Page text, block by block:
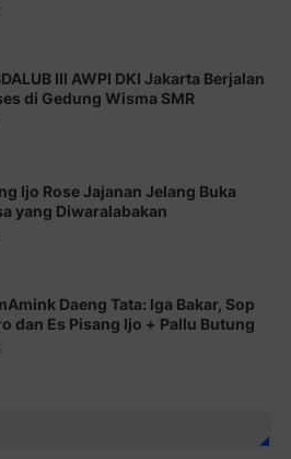
III AWPI DKI Jakarta Berjalan
di Gedung Wisma SMR
Ijo Rose Jajanan Jelang Buka
yang Diwaralabakan
Daeng Tata: Iga Bakar, Sop
dan Es Pisang Ijo + Pallu Butung